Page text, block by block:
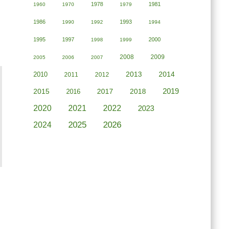
1960 1970 1978 1979 1981
1986 1990 1992 1993 1994
1995 1997 1998 1999 2000
2005 2006 2007 2008 2009
2010 2011 2012 2013 2014
2015 2016 2017 2018 2019
2020 2021 2022
2023
2024
2025 2026